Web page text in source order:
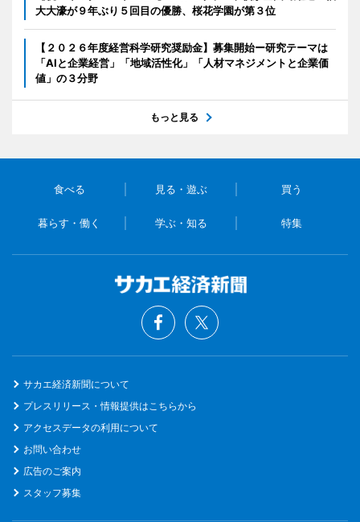
大大濠が９年ぶり５回目の優勝、桜花学園が第３位
【２０２６年度経営科学研究奨励金】募集開始ー研究テーマは
「AIと企業経営」「地域活性化」「人材マネジメントと企業価
値」の３分野
もっと見る
食べる 見る・遊ぶ 買う
暮らす・働く 学ぶ・知る 特集
サカエ経済新聞について
プレスリリース・情報提供はこちらから
アクセスデータの利用について
お問い合わせ
広告のご案内
スタッフ募集